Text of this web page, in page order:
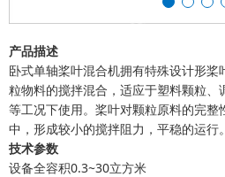
产品描述
卧式单轴桨叶混合机拥有特殊设计形
粒物料的搅拌混合，适应于塑料颗粒、
等工况下使用。桨叶对颗粒原料的完整
中，形成较小的搅拌阻力，平稳的运行。
技术参数
设备全容积0.3~30立方米